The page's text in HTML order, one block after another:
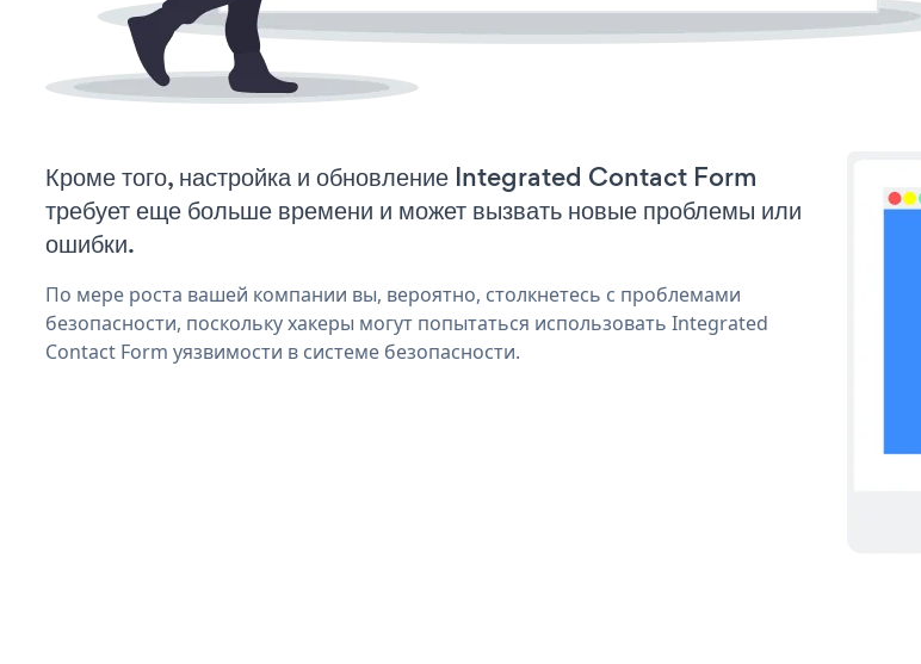
Кроме того, настройка и обновление Integrated Contact Form
требует еще больше времени и может вызвать новые проблемы или
ошибки.
По мере роста вашей компании вы, вероятно, столкнетесь с проблемами
безопасности, поскольку хакеры могут попытаться использовать Integrated
Contact Form уязвимости в системе безопасности.